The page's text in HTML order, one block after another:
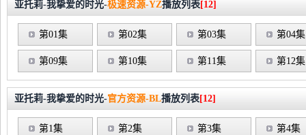
亚托莉-我挚爱的时光-极速资源-YZ播放列表[12]
第01集 第02集 第03集 第04集
第09集 第10集 第11集 第12集
亚托莉-我挚爱的时光-官方资源-BL播放列表[12]
第1集 第2集 第3集 第4集